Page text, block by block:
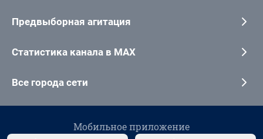
Предвыборная агитация
Статистика канала в MAX
Все города сети
Мобильное приложение